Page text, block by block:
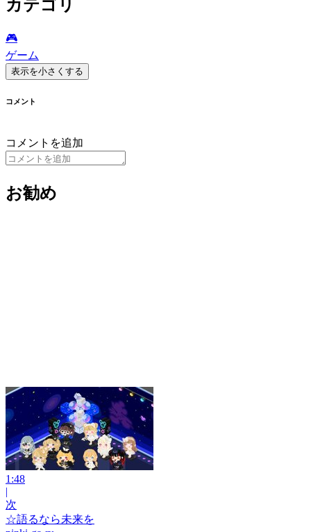
カテゴリ
🎮️
ゲーム
表示を小さくする
コメント
コメントを追加
お勧め
1:48
|
次
☆語るなら未来を